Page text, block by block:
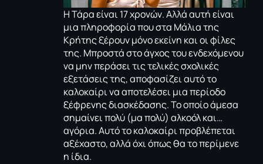
Η Τάρα είναι 17 χρονών. Αλλά αυτή είναι
μια πληροφορία που στα Μάλια της
Κρήτης ξέρουν μόνο εκείνη και οι φίλες
της. Μπροστά στο άγχος του ενδεχόμενου
να μην περάσει τις τελικές σχολικές
εξετάσεις της, αποφασίζει αυτό το
καλοκαίρι να αποτελέσει μια περίοδο
ξέφρενης διασκέδασης. Το οποίο άμεσα
σημαίνει πολύ (μα πολύ) αλκοόλ και…
αγόρια. Αυτό το καλοκαίρι προβλέπεται
αξέχαστο, αλλά όχι όπως θα το περίμενε
η ίδια.